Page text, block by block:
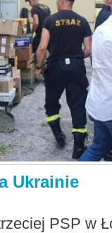
Ukrainie
PSP w